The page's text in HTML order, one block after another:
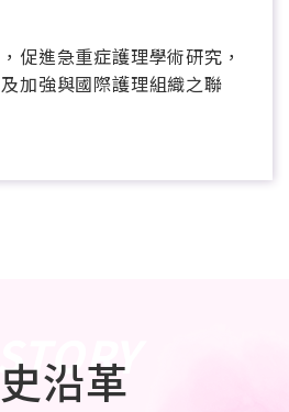
促進急重症護理學術研究，
加強與國際護理組織之聯
沿革